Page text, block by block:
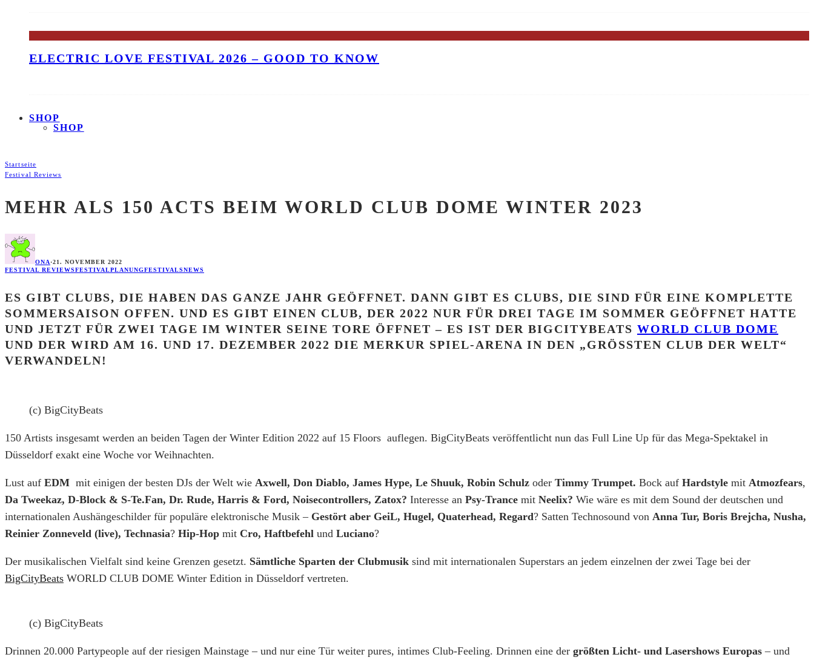
ELECTRIC LOVE FESTIVAL 2026 – GOOD TO KNOW
SHOP
SHOP
Startseite
Festival Reviews
MEHR ALS 150 ACTS BEIM WORLD CLUB DOME WINTER 2023
ONA·21. NOVEMBER 2022
FESTIVAL REVIEWSFESTIVALPLANUNGFESTIVALSNEWS
ES GIBT CLUBS, DIE HABEN DAS GANZE JAHR GEÖFFNET. DANN GIBT ES CLUBS, DIE SIND FÜR EINE KOMPLETTE
SOMMERSAISON OFFEN. UND ES GIBT EINEN CLUB, DER 2022 NUR FÜR DREI TAGE IM SOMMER GEÖFFNET HATTE
UND JETZT FÜR ZWEI TAGE IM WINTER SEINE TORE ÖFFNET – ES IST DER BIGCITYBEATS WORLD CLUB DOME
UND DER WIRD AM 16. UND 17. DEZEMBER 2022 DIE MERKUR SPIEL-ARENA IN DEN „GRÖSSTEN CLUB DER WELT“ V
ERWANDELN!
(c) BigCityBeats
150 Artists insgesamt werden an beiden Tagen der Winter Edition 2022 auf 15 Floors auflegen. BigCityBeats veröffentlicht nun das Full Line Up für das Mega-Spektakel in
Düsseldorf exakt eine Woche vor Weihnachten.
Lust auf EDM mit einigen der besten DJs der Welt wie Axwell, Don Diablo, James Hype, Le Shuuk, Robin Schulz oder Timmy Trumpet. Bock auf Hardstyle mit Atmozfears,
Da Tweekaz, D-Block & S-Te.Fan, Dr. Rude, Harris & Ford, Noisecontrollers, Zatox? Interesse an Psy-Trance mit Neelix? Wie wäre es mit dem Sound der deutschen und
internationalen Aushängeschilder für populäre elektronische Musik – Gestört aber GeiL, Hugel, Quaterhead, Regard? Satten Technosound von Anna Tur, Boris Brejcha, Nusha,
Reinier Zonneveld (live), Technasia? Hip-Hop mit Cro, Haftbefehl und Luciano?
Der musikalischen Vielfalt sind keine Grenzen gesetzt. Sämtliche Sparten der Clubmusik sind mit internationalen Superstars an jedem einzelnen der zwei Tage bei der
BigCityBeats WORLD CLUB DOME Winter Edition in Düsseldorf vertreten.
(c) BigCityBeats
Drinnen 20.000 Partypeople auf der riesigen Mainstage – und nur eine Tür weiter pures, intimes Club-Feeling. Drinnen eine der größten Licht- und Lasershows Europas – und